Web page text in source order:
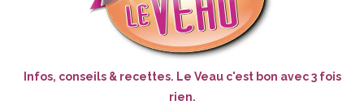
Infos, conseils & recettes. Le Veau c'est bon avec 3 fois
rien.